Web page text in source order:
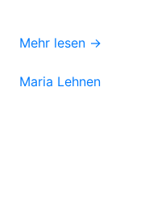
Mehr lesen →
Maria Lehnen